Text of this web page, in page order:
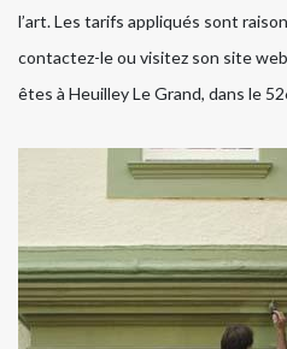
l’art. Les tarifs appliqués sont
contactez-le ou visitez son site
êtes à Heuilley Le Grand, dans le